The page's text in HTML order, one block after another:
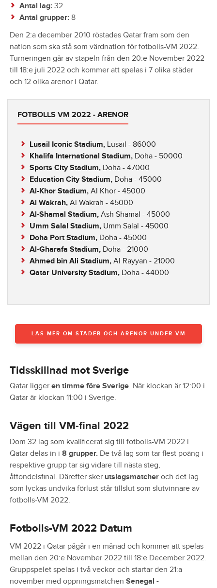
Antal lag: 32
Antal grupper: 8
Den 2:a december 2010 röstades Qatar fram som den
nation som ska stå som värdnation för fotbolls-VM 2022.
Turneringen går av stapeln från den 20:e November 2022
till 18:e juli 2022 och kommer att spelas i 7 olika städer
och 12 olika arenor i Qatar.
FOTBOLLS VM 2022 - ARENOR
Lusail Iconic Stadium, Lusail - 86000
Khalifa International Stadium, Doha - 50000
Sports City Stadium, Doha - 47000
Education City Stadium, Doha - 45000
Al-Khor Stadium, Al Khor - 45000
Al Wakrah, Al Wakrah - 45000
Al-Shamal Stadium, Ash Shamal - 45000
Umm Salal Stadium, Umm Salal - 45000
Doha Port Stadium, Doha - 45000
Al-Gharafa Stadium, Doha - 21000
Ahmed bin Ali Stadium, Al Rayyan - 21000
Qatar University Stadium, Doha - 44000
LÄS MER OM STÄDER OCH ARENOR UNDER VM
Tidsskillnad mot Sverige
Qatar ligger en timme före Sverige. När klockan är 12:00 i
Qatar är klockan 11:00 i Sverige.
Vägen till VM-final 2022
Dom 32 lag som kvalificerat sig till fotbolls-VM 2022 i
Qatar delas in i 8 grupper. De två lag som tar flest poäng i
respektive grupp tar sig vidare till nästa steg,
åttondelsfinal. Därefter sker utslagsmatcher och det lag
som lyckas undvika förlust står tillslut som slutvinnare av
fotbolls-VM 2022.
Fotbolls-VM 2022 Datum
VM 2022 i Qatar pågår i en månad och kommer att spelas
mellan den 20:e November 2022 till 18:e December 2022.
Gruppspelet spelas i två veckor och startar den 21:a
november med öppningsmatchen Senegal -